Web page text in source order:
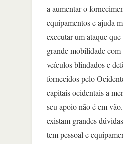
a aumentar o
equipamentos e ajuda
executar um ataque
grande mobilidade com
veículos blindados e
fornecidos pelo
capitais ocidentais a
seu apoio não é em
existam grandes
tem pessoal e